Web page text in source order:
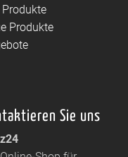
Produkte
Sie uns